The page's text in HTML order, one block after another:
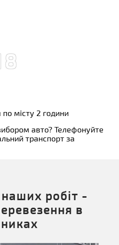
місту 2 години
авто? Телефонуйте
транспорт за
робіт -
в